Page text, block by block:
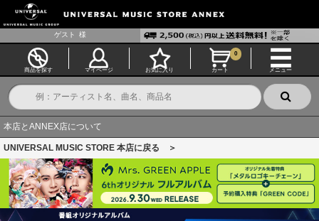
ゲスト 様
商品を探す マイページ お気に入り カート
0
メニュー
本店とANNEX店について
UNIVERSAL MUSIC STORE 本店に戻る ＞